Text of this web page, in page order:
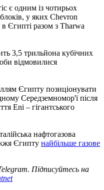
є одним із чотирьох
у яких Chevron
Єгипті разом з Tharwa
3,5 трильйона кубічних
відмовилися
Єгипту позиціонувати
Середземномор'ї після
Eni – гігантського
нафтогазова
Єгипту найбільше газове
Підписуйтесь на